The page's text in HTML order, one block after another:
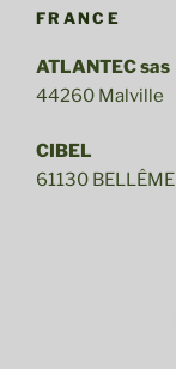
FRANCE
ATLANTEC sas
44260 Malville
CIBEL
61130 BELLÊME